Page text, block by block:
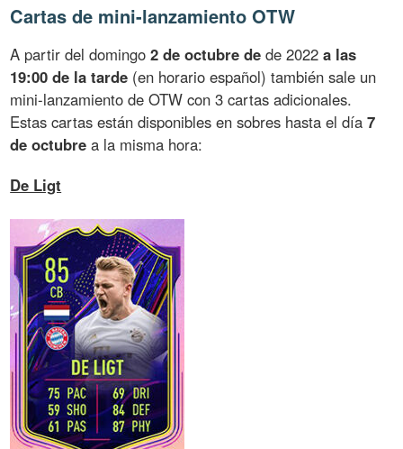
Cartas de mini-lanzamiento OTW
A partir del domingo2 de octubre de de 2022a las
19:00 de la tarde (en horario español) también sale un
mini-lanzamiento de OTW con 3 cartas adicionales.
Estas cartas están disponibles en sobres hasta el día7
de octubre a la misma hora:
De Ligt